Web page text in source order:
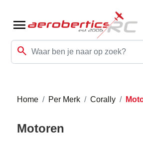
menu
search
Home Per Merk Corally
Motoren